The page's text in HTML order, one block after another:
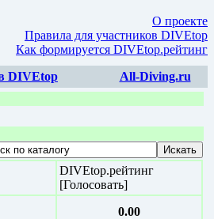
О проекте
Правила для участников DIVEtop
Как формируется DIVEtop.рейтинг
DIVEtop
All-Diving.ru
DIVEtop.рейтинг
[Голосовать]
0.00